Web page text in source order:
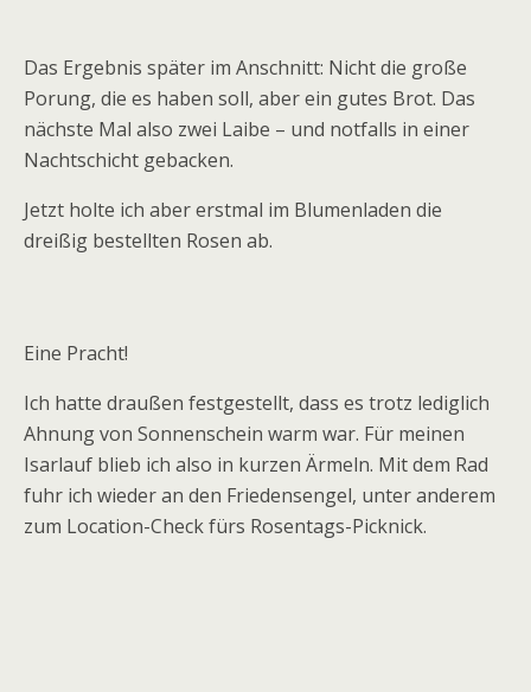
Das Ergebnis später im Anschnitt: Nicht die große
Porung, die es haben soll, aber ein gutes Brot. Das
nächste Mal also zwei Laibe – und notfalls in einer
Nachtschicht gebacken.
Jetzt holte ich aber erstmal im Blumenladen die
dreißig bestellten Rosen ab.
Eine Pracht!
Ich hatte draußen festgestellt, dass es trotz lediglich
Ahnung von Sonnenschein warm war. Für meinen
Isarlauf blieb ich also in kurzen Ärmeln. Mit dem Rad
fuhr ich wieder an den Friedensengel, unter anderem
zum Location-Check fürs Rosentags-Picknick.